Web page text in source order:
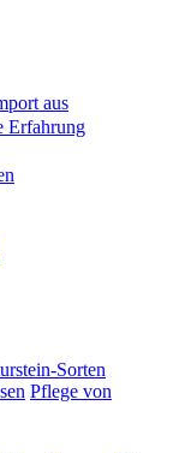
aus
Erfahrung
Sorten
Pflege von